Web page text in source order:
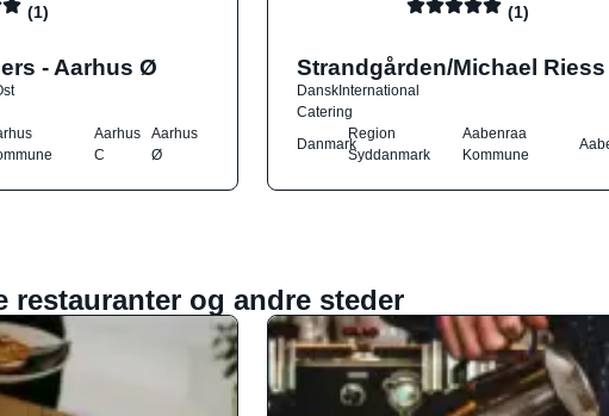
(1)
- Aarhus Ø
Aarhus
C
Aarhus
Ø
(1)
Strandgården/Michael Riess
DanskInternational
Catering
Danmark
Region
Syddanmark
Aabenraa
Kommune
restauranter og andre steder